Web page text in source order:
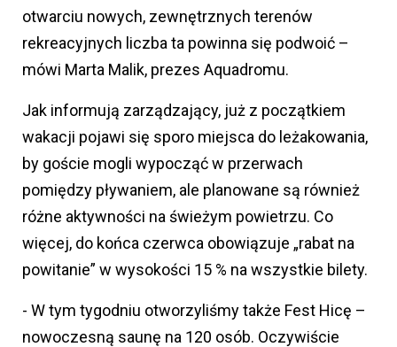
otwarciu nowych, zewnętrznych terenów
rekreacyjnych liczba ta powinna się podwoić –
mówi Marta Malik, prezes Aquadromu.
Jak informują zarządzający, już z początkiem
wakacji pojawi się sporo miejsca do leżakowania,
by goście mogli wypocząć w przerwach
pomiędzy pływaniem, ale planowane są również
różne aktywności na świeżym powietrzu. Co
więcej, do końca czerwca obowiązuje „rabat na
powitanie” w wysokości 15 % na wszystkie bilety.
- W tym tygodniu otworzyliśmy także Fest Hicę –
nowoczesną saunę na 120 osób. Oczywiście